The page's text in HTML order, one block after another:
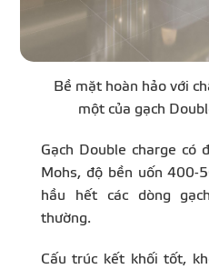
Bề mặt hoàn hảo với
một của gạch
Gạch Double charge có
Mohs, độ bền uốn
hầu hết các dòng
thường.
Cấu trúc kết khối tốt,